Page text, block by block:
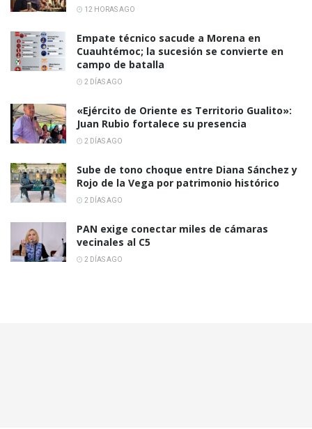
12 HORAS AGO
Empate técnico sacude a Morena en
Cuauhtémoc; la sucesión se convierte en
campo de batalla
2 DÍAS AGO
«Ejército de Oriente es Territorio Gualito»:
Juan Rubio fortalece su presencia
2 DÍAS AGO
Sube de tono choque entre Diana Sánchez y
Rojo de la Vega por patrimonio histórico
2 DÍAS AGO
PAN exige conectar miles de cámaras
vecinales al C5
2 DÍAS AGO